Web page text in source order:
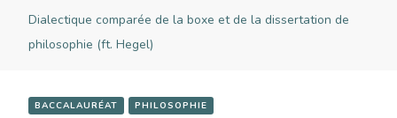
Dialectique comparée de la boxe et de la dissertation de
philosophie (ft. Hegel)
BACCALAURÉAT PHILOSOPHIE